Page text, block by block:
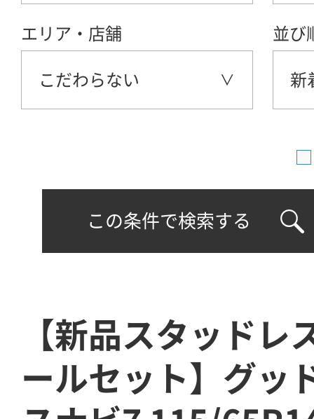
エリア・店舗
こだわらない
並び
新
この条件で検索する
【新品スタッドレ
ールセット】グッ